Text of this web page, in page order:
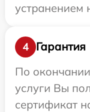
устранением
4
Гарантия
По
услуги Вы
сертификат